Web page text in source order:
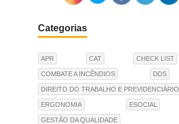
Categorias
APR CAT CHECK LIST
COMBATE A INCÊNDIOS DDS
DIREITO DO TRABALHO E PREVIDENCIÁRIO
ERGONOMIA ESOCIAL
GESTÃO DA QUALIDADE